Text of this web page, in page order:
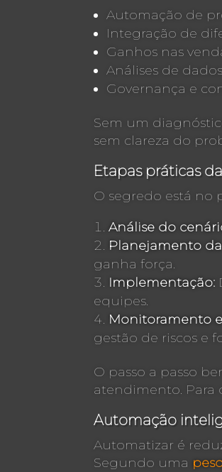
Automação de
Integração de
Ganhos nas
Análises de
Governança e
Sem um
sem clareza do
Etapas práticas
O segredo está no
Análise do
Planejamento
ganha força.
Implementação:
equipes.
Monitoramento
gestão de riscos e
O passo a passo
atendimento.
Automação
Automatizar é
Segundo uma